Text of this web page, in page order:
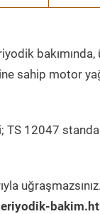
sahip motor
12047
uğraşmazsınız.